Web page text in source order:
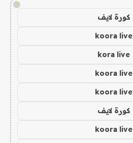
!
كورة لايف
koora live
kora live
koora live
koora live
كورة لايف
koora live